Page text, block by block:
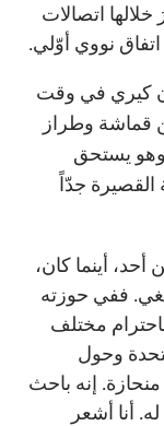
35 سنة لم تُجرَ خلالها اتصالات
نووي أوّلي.
كيري في وقت
قماشة وطراز
يستحق
القصيرة جدّاً
أينما كان،
ففي حوزته
مختلف
وحول
إنه باحث
أنا أشعر